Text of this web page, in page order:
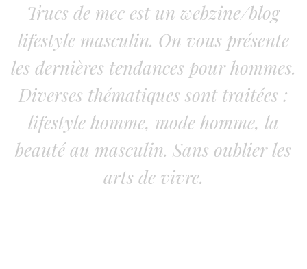
Trucs de mec est un webzine/blog
lifestyle masculin. On vous présente
les dernières tendances pour hommes.
Diverses thématiques sont traitées :
lifestyle homme, mode homme, la
beauté au masculin. Sans oublier les
arts de vivre.